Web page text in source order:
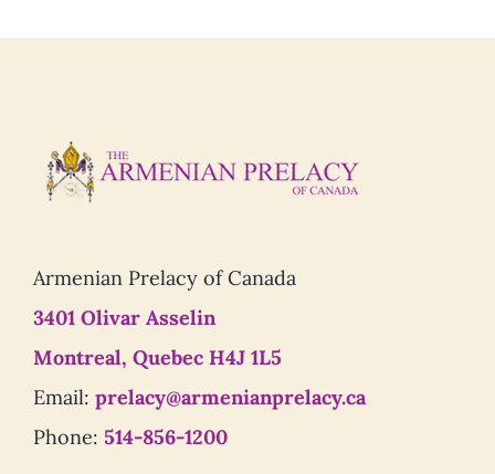
Armenian Prelacy of Canada
3401 Olivar Asselin
Montreal, Quebec H4J 1L5
Email: prelacy@armenianprelacy.ca
Phone: 514-856-1200